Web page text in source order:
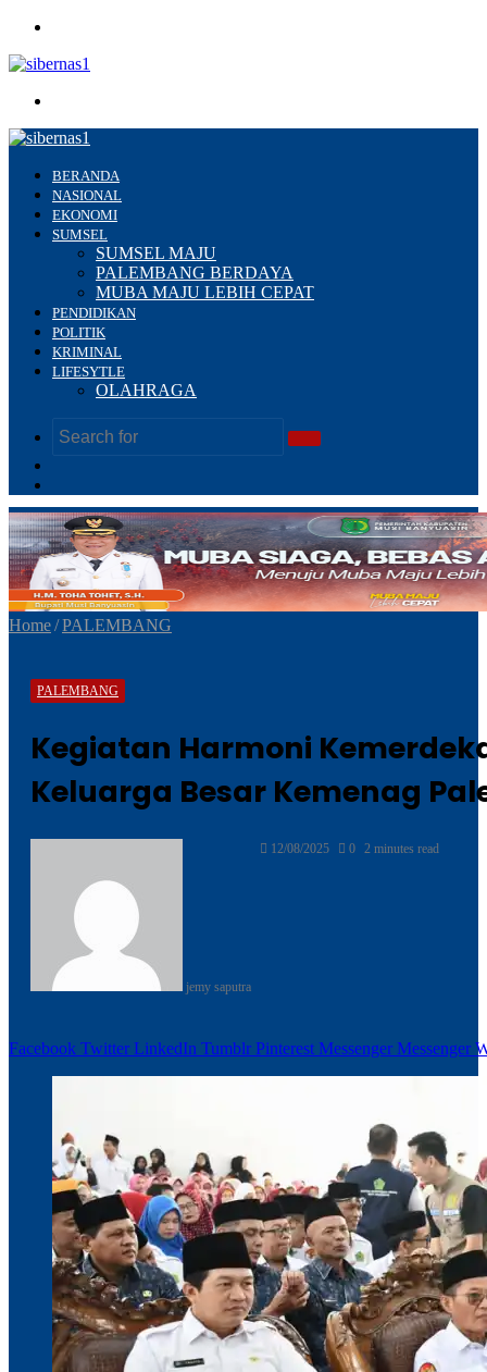
BERANDA
NASIONAL
EKONOMI
SUMSEL
SUMSEL MAJU
PALEMBANG BERDAYA
MUBA MAJU LEBIH CEPAT
PENDIDIKAN
POLITIK
KRIMINAL
LIFESYTLE
OLAHRAGA
Search
Home/PALEMBANG
PALEMBANG
Kegiatan Harmoni
Keluarga Besar Kemenag
jemy saputra
Send12/08/2025 0 2 minutes read
Facebook Twitter LinkedIn Tumblr Pinterest Messenger Messenger